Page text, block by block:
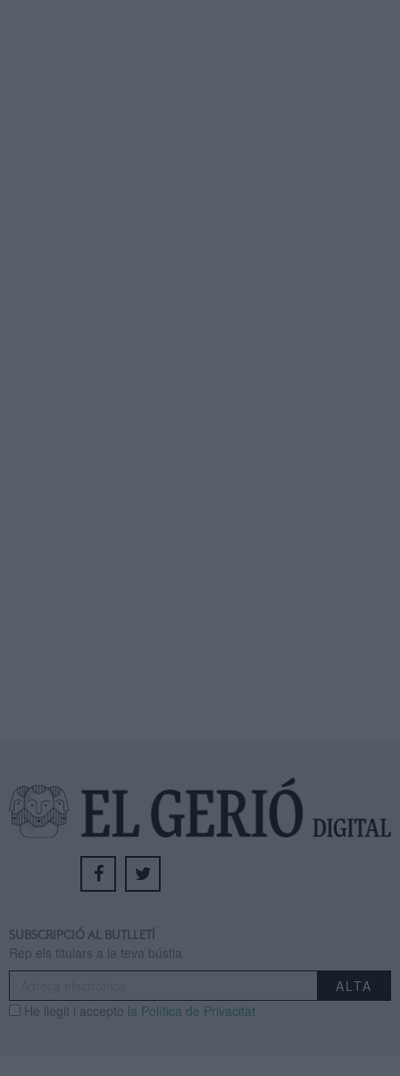
SUBSCRIPCIÓ AL BUTLLETÍ
Rep els titulars a la teva bústia
He llegit i accepto la Política de Privacitat